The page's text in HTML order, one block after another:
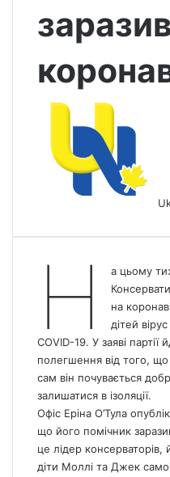
Н
а цьому
на
дітей
COVID-19. У заяві партії
полегшення від того, що
сам він почувається
залишатися в ізоляції.
Офіс Еріна О’Тула
що його помічник
це лідер консерваторів,
діти Моллі та Джек